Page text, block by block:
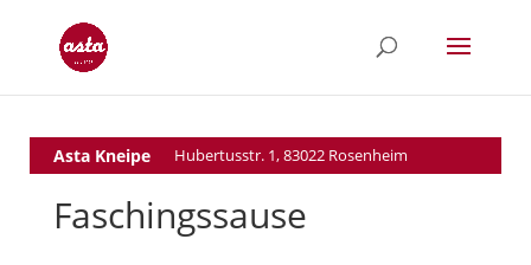
Asta Kneipe Hubertusstr. 1, 83022 Rosenheim
Faschingssause